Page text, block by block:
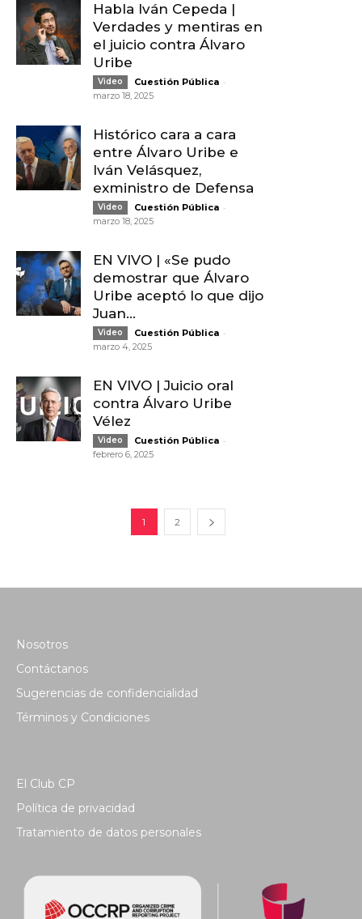
Habla Iván Cepeda |
Verdades y mentiras en
el juicio contra Álvaro
Uribe
Video Cuestión Pública -
marzo 18, 2025
Histórico cara a cara
entre Álvaro Uribe e
Iván Velásquez,
exministro de Defensa
Video Cuestión Pública -
marzo 18, 2025
EN VIVO | «Se pudo
demostrar que Álvaro
Uribe aceptó lo que dijo
Juan...
Video Cuestión Pública -
marzo 4, 2025
EN VIVO | Juicio oral
contra Álvaro Uribe
Vélez
Video Cuestión Pública -
febrero 6, 2025
1 2
Nosotros
Contáctanos
Sugerencias de confidencialidad
Términos y Condiciones
El Club CP
Política de privacidad
Tratamiento de datos personales